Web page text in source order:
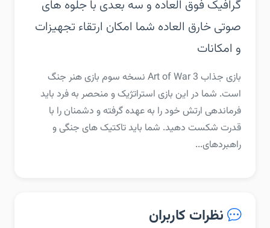
گرافیک فوق العاده و سه بعدی با جلوه های
صوتی خارق العاده شما‏ امکان ارتقاء تجهیزات
و امکانات
‏‏بازی جذاب Art of War 3 نسخه سوم بازی هنر جنگ
است. شما در این بازی استراتژیک و منحصر به فرد باید
فرماندهی ارتش خود را به عهده گرفته و دشمنان را با
قدرت شکست دهید. شما باید تاکتیک های جنگی و
راهبردهای...
نظرات کاربران